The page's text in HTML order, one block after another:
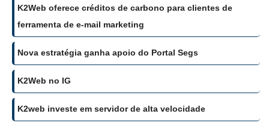
K2Web oferece créditos de carbono para clientes de
ferramenta de e-mail marketing
Nova estratégia ganha apoio do Portal Segs
K2Web no IG
K2web investe em servidor de alta velocidade